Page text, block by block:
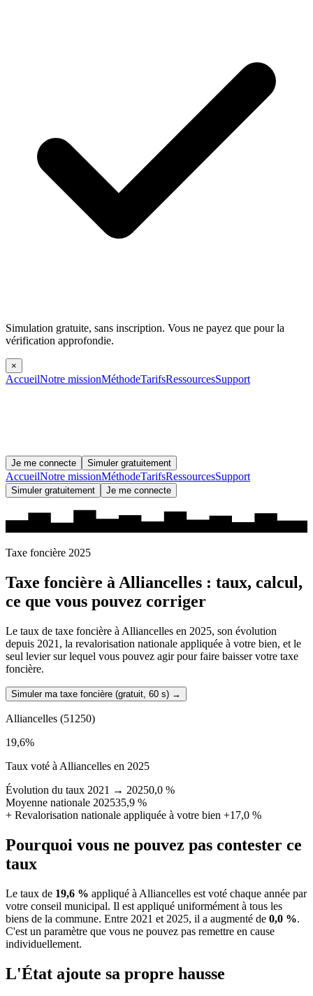
Simulation gratuite, sans inscription. Vous ne payez que pour la
vérification approfondie.
×
AccueilNotre missionMéthodeTarifsRessourcesSupport
Je me connecte Simuler gratuitement
AccueilNotre missionMéthodeTarifsRessourcesSupport
Simuler gratuitement Je me connecte
Taxe foncière 2025
Taxe foncière àAlliancelles : taux, calcul,
ce que vous pouvez corriger
Le taux de taxe foncière à Alliancelles en 2025, son évolution
depuis 2021, la revalorisation nationale appliquée à votre bien, et le
seul levier sur lequel vous pouvez agir pour faire baisser votre taxe
foncière.
Simuler ma taxe foncière (gratuit, 60 s) →
Alliancelles (51250)
19,6%
Taux voté à Alliancelles en 2025
Évolution du taux 2021 → 20250,0 %
Moyenne nationale 202535,9 %
+ Revalorisation nationale appliquée à votre bien +17,0 %
Pourquoi vous ne pouvez pas contester ce
taux
Le taux de 19,6 % appliqué à Alliancelles est voté chaque année par
votre conseil municipal. Il est appliqué uniformément à tous les
biens de la commune. Entre 2021 et 2025, il a augmenté de 0,0 %.
C'est un paramètre que vous ne pouvez pas remettre en cause
individuellement.
L'État ajoute sa propre hausse